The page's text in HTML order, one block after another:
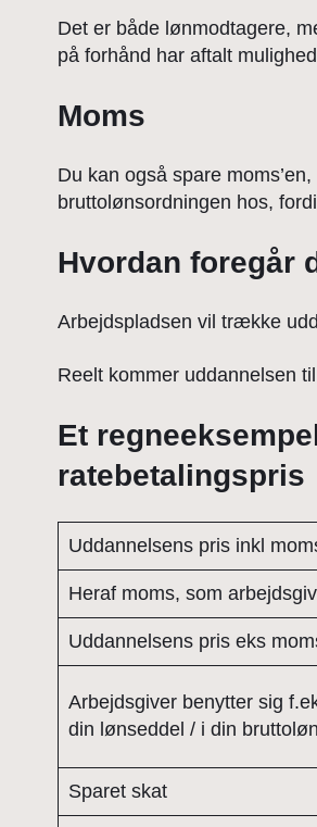
Det er både lønmodtagere,
på forhånd har aftalt
Moms
Du kan også spare
bruttolønsordningen hos,
Hvordan foregår
Arbejdspladsen vil trække
Reelt kommer uddannelsen
Et
ratebetalingspris
Uddannelsens pris inkl
Heraf moms, som
Uddannelsens pris eks
Arbejdsgiver benytter sig
din lønseddel / i din
Sparet skat